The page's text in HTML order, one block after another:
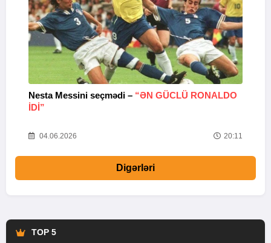
Nesta Messini seçmədi – “ƏN GÜCLÜ RONALDO
IDI”
04.06.2026 20:11
Digərləri
TOP 5